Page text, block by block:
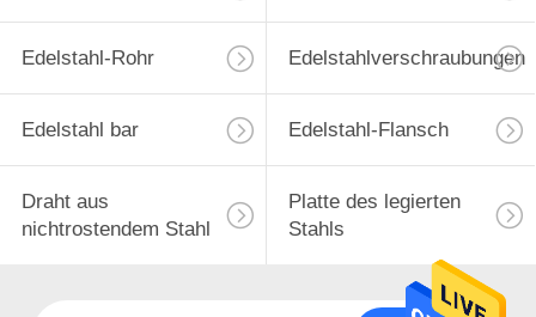
Edelstahl-Rohr Edelstahlverschraubungen
Edelstahl bar Edelstahl-Flansch
Draht aus
nichtrostendem Stahl
Platte des legierten
Stahls